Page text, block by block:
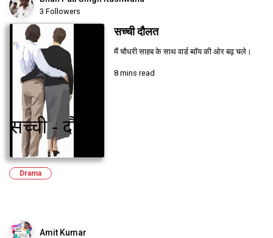
3 Followers
सच्ची दौलत
मैं चौधरी साहब के साथ वार्ड ब्वॉय की ओर बढ़ चले।
8 mins read
Drama
Amit Kumar